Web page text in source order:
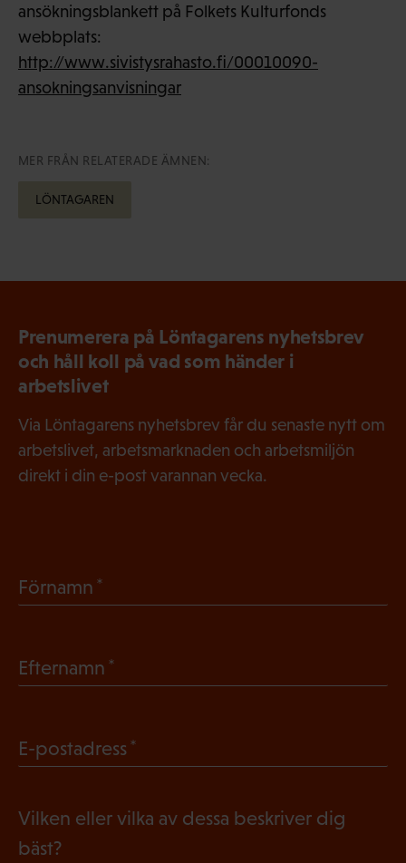
ansökningsblankett på Folkets Kulturfonds
webbplats:
http://www.sivistysrahasto.fi/00010090-
ansokningsanvisningar
MER FRÅN RELATERADE ÄMNEN:
LÖNTAGAREN
Prenumerera på Löntagarens nyhetsbrev
och håll koll på vad som händer i
arbetslivet
Via Löntagarens nyhetsbrev får du senaste nytt om
arbetslivet, arbetsmarknaden och arbetsmiljön
direkt i din e-post varannan vecka.
Förnamn
a
o
Efternamn
l
g
E-postadress
Vilken eller vilka av dessa beskriver dig
bäst?